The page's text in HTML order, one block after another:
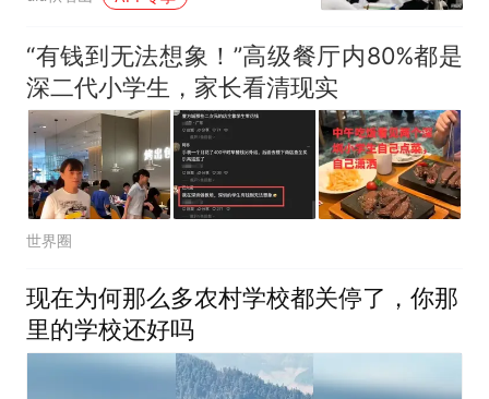
“有钱到无法想象！”高级餐厅内80%都是
深二代小学生，家长看清现实
世界圈
现在为何那么多农村学校都关停了，你那
里的学校还好吗